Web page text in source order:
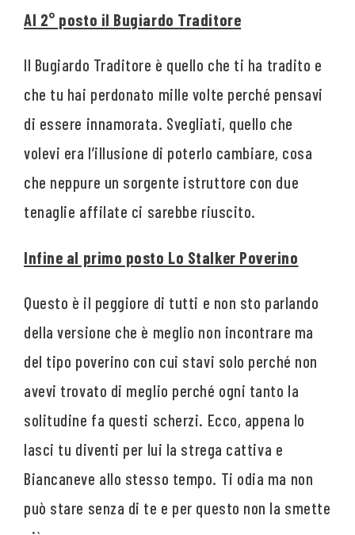
Al 2° posto il Bugiardo Traditore
Il Bugiardo Traditore è quello che ti ha tradito e
che tu hai perdonato mille volte perché pensavi
di essere innamorata. Svegliati, quello che
volevi era l’illusione di poterlo cambiare, cosa
che neppure un sorgente istruttore con due
tenaglie affilate ci sarebbe riuscito.
Infine al primo posto Lo Stalker Poverino
Questo è il peggiore di tutti e non sto parlando
della versione che è meglio non incontrare ma
del tipo poverino con cui stavi solo perché non
avevi trovato di meglio perché ogni tanto la
solitudine fa questi scherzi. Ecco, appena lo
lasci tu diventi per lui la strega cattiva e
Biancaneve allo stesso tempo. Ti odia ma non
può stare senza di te e per questo non la smette